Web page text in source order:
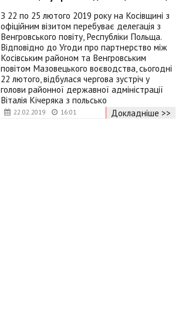
22.02.2019 16:01
З 22 по 25 лютого 2019 року на Косівщині з
офіційним візитом перебуває делегація з
Венгровського повіту, Республіки Польща.
Відповідно до Угоди про партнерство між
Косівським районом та Венгровським
повітом Мазовецького воєводства, сьогодні
22 лютого, відбулася чергова зустріч у
голови районної державної адміністрації
Віталія Кічеряка з польсько
Докладніше >>